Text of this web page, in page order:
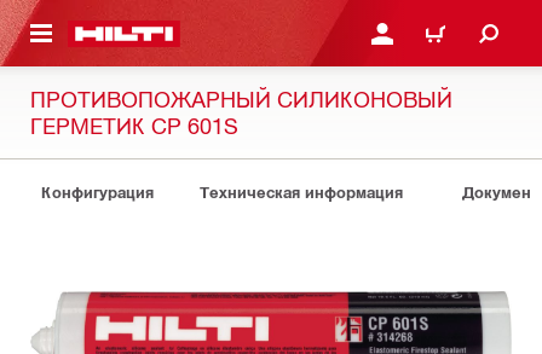
КОНТЕНТУ ВОЙДИТЕ В СВОЮ
КОРЗИНА
ПРОТИВОПОЖАРНЫЙ СИЛИКОНОВЫЙ
ГЕРМЕТИК CP 601S
Конфигурация Техническая информация